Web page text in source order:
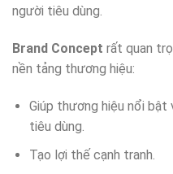
người tiêu dùng.
Brand Concept rất quan
nền tảng thương hiệu:
Giúp thương hiệu nổi
tiêu dùng.
Tạo lợi thế cạnh tranh.